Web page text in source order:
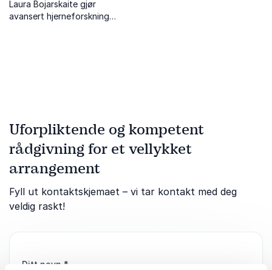
Laura Bojarskaite gjør
avansert hjerneforskning
Uforpliktende og kompetent
rådgivning for et vellykket
arrangement
Fyll ut kontaktskjemaet – vi tar kontakt med deg
veldig raskt!
Ditt navn *